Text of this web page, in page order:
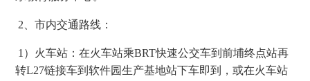
2、市内交通路线：
1）火车站：在火车站乘BRT快速公交车到前埔终点站再
转L27链接车到软件园生产基地站下车即到，或在火车站